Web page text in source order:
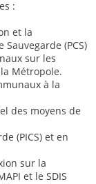
:
et la
(PCS)
sur les
Métropole.
à la
des moyens de
(PICS) et en
sur la
et le SDIS